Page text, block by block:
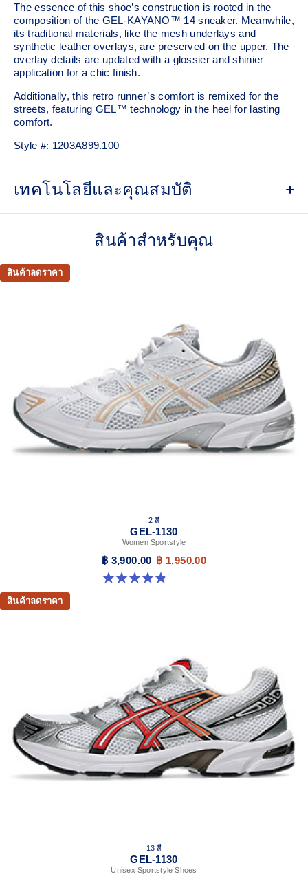
The essence of this shoe’s construction is rooted in the
composition of the GEL-KAYANO™ 14 sneaker. Meanwhile,
its traditional materials, like the mesh underlays and
synthetic leather overlays, are preserved on the upper. The
overlay details are updated with a glossier and shinier
application for a chic finish.
Additionally, this retro runner’s comfort is remixed for the
streets, featuring GEL™ technology in the heel for lasting
comfort.
Style #: 1203A899.100
เทคโนโลยีและคุณสมบัติ
Originally part of the GEL-1000™ series, this shoe is
breathable mesh underlays.
shoe for cushioning and shock absorption.
This shoe preserves the TRUSSTIC™ support system
that helped runners of the late 2000s improve their
The sockliner is produced with the solution dyeing
process that reduces water usage by approximately
33% and carbon emissions by approximately 45%
compared to the conventional dyeing technology.
สินค้าสำหรับคุณ
สินค้าลดราคา
2 สี
GEL-1130
Women Sportstyle
฿ 3,900.00 ฿ 1,950.00
4.8 จาก 5 ดาว 894 รีวิว
สินค้าลดราคา
13 สี
GEL-1130
Unisex Sportstyle Shoes